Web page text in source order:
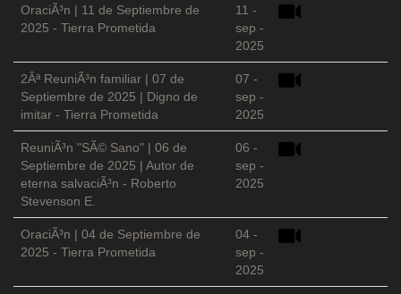
OraciÃ³n | 11 de Septiembre de
2025 - Tierra Prometida
11 -
sep -
2025
2Âª ReuniÃ³n familiar | 07 de
Septiembre de 2025 | Digno de
imitar - Tierra Prometida
07 -
sep -
2025
ReuniÃ³n "SÃ© Sano" | 06 de
Septiembre de 2025 | Autor de
eterna salvaciÃ³n - Roberto
Stevenson E.
06 -
sep -
2025
OraciÃ³n | 04 de Septiembre de
2025 - Tierra Prometida
04 -
sep -
2025